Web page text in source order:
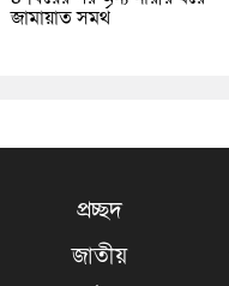
জামায়াত সমর্থ
প্রচ্ছদ
জাতীয়